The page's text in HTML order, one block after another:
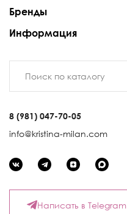
Бренды
Информация
8 (981) 047-70-05
info@kristina-milan.com
Написать в Telegram